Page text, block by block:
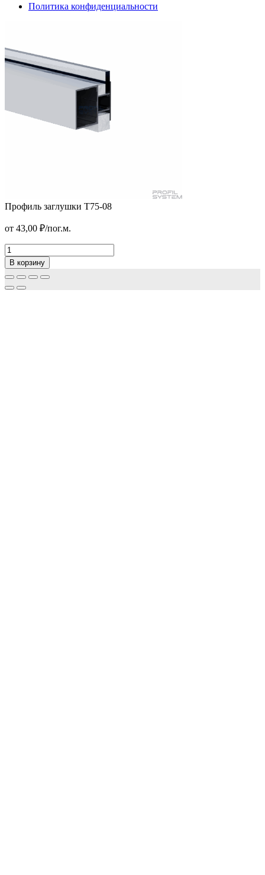
Переходник
от630,00₽/м2 В корзину
Политика конфиденциальности
Профиль заглушки T75-08
от 43,00 ₽/пог.м.
Профиль
заглушки
T75-
08
Количество
В корзину